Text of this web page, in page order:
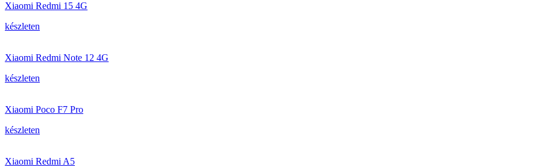
Xiaomi Redmi 15 4G
készleten
Xiaomi Redmi Note 12 4G
készleten
Xiaomi Poco F7 Pro
készleten
Xiaomi Redmi A5